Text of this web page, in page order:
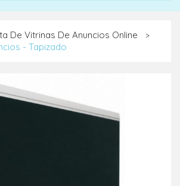
De Vitrinas De Anuncios Online >
- Tapizado